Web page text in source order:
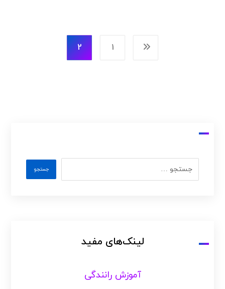
1
2
لینک‌های مفید
آموزش رانندگی